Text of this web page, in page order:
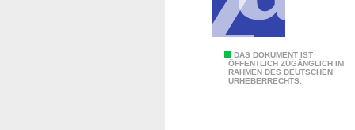
DAS DOKUMENT IST
ÖFFENTLICH ZUGÄNGLICH IM
RAHMEN DES DEUTSCHEN
URHEBERRECHTS.
M